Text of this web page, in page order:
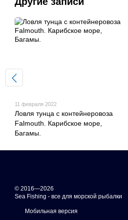
11 февраля 2022
Ловля тунца с контейнеровоза
Falmouth. Карибское море,
Багамы.
© 2016—2026
Sea Fishing - все для морской рыбалки
Мобильная версия